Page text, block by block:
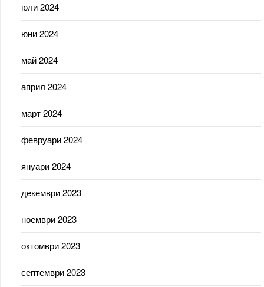
юли 2024
юни 2024
май 2024
април 2024
март 2024
февруари 2024
януари 2024
декември 2023
ноември 2023
октомври 2023
септември 2023